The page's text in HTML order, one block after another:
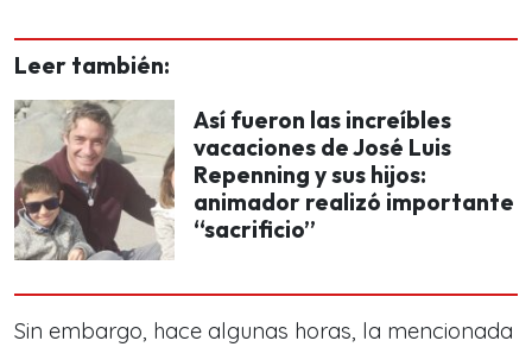
Leer también:
Así fueron las increíbles
vacaciones de José Luis
Repenning y sus hijos:
animador realizó importante
“sacrificio”
Sin embargo, hace algunas horas, la mencionada